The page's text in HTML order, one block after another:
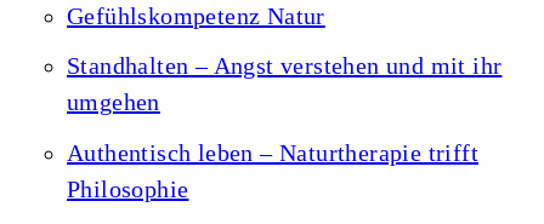
Gefühlskompetenz Natur
Standhalten – Angst verstehen und mit ihr
umgehen
Authentisch leben – Naturtherapie trifft
Philosophie